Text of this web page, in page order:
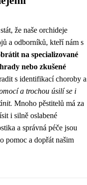
že naše orchideje
a odborníků, kteří nám s
na specializované
nebo zkušené
s identifikací choroby a
a trochou úsilí se i
Mnoho pěstitelů má za
i silně oslabené
a správná péče jsou
pomoc a dopřát našim